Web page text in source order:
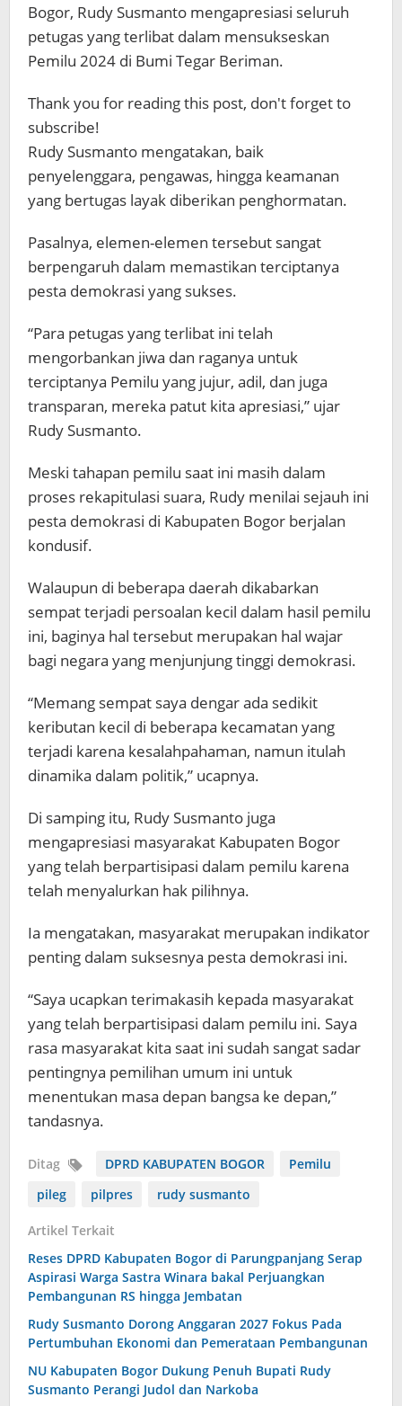
Bogor, Rudy Susmanto mengapresiasi seluruh
petugas yang terlibat dalam mensukseskan
Pemilu 2024 di Bumi Tegar Beriman.
Thank you for reading this post, don't forget to
subscribe!
Rudy Susmanto mengatakan, baik
penyelenggara, pengawas, hingga keamanan
yang bertugas layak diberikan penghormatan.
Pasalnya, elemen-elemen tersebut sangat
berpengaruh dalam memastikan terciptanya
pesta demokrasi yang sukses.
“Para petugas yang terlibat ini telah
mengorbankan jiwa dan raganya untuk
terciptanya Pemilu yang jujur, adil, dan juga
transparan, mereka patut kita apresiasi,” ujar
Rudy Susmanto.
Meski tahapan pemilu saat ini masih dalam
proses rekapitulasi suara, Rudy menilai sejauh ini
pesta demokrasi di Kabupaten Bogor berjalan
kondusif.
Walaupun di beberapa daerah dikabarkan
sempat terjadi persoalan kecil dalam hasil pemilu
ini, baginya hal tersebut merupakan hal wajar
bagi negara yang menjunjung tinggi demokrasi.
“Memang sempat saya dengar ada sedikit
keributan kecil di beberapa kecamatan yang
terjadi karena kesalahpahaman, namun itulah
dinamika dalam politik,” ucapnya.
Di samping itu, Rudy Susmanto juga
mengapresiasi masyarakat Kabupaten Bogor
yang telah berpartisipasi dalam pemilu karena
telah menyalurkan hak pilihnya.
Ia mengatakan, masyarakat merupakan indikator
penting dalam suksesnya pesta demokrasi ini.
“Saya ucapkan terimakasih kepada masyarakat
yang telah berpartisipasi dalam pemilu ini. Saya
rasa masyarakat kita saat ini sudah sangat sadar
pentingnya pemilihan umum ini untuk
menentukan masa depan bangsa ke depan,”
tandasnya.
Ditag DPRD KABUPATEN BOGOR
Pemilu
pileg
pilpres rudy susmanto
Artikel Terkait
Reses DPRD Kabupaten Bogor di Parungpanjang Serap
Aspirasi Warga Sastra Winara bakal Perjuangkan
Pembangunan RS hingga Jembatan
Rudy Susmanto Dorong Anggaran 2027 Fokus Pada
Pertumbuhan Ekonomi dan Pemerataan Pembangunan
NU Kabupaten Bogor Dukung Penuh Bupati Rudy
Susmanto Perangi Judol dan Narkoba